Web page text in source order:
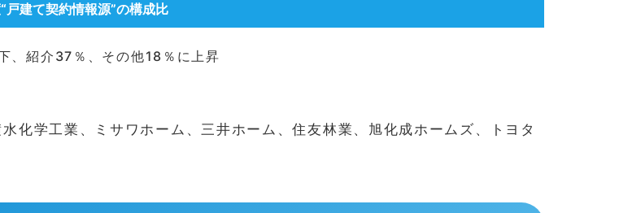
戸建て契約情報源”の構成比
、紹介37％、その他18％に上昇
化学工業、ミサワホーム、三井ホーム、住友林業、旭化成ホームズ、トヨタ